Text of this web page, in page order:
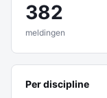
382
meldingen
Per discipline